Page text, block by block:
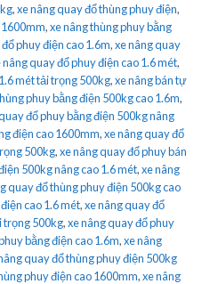
,xe nâng quay đổ thùng phuy điện,
,xe nâng thùng phuy bằng
phuy điện cao 1.6m,xe nâng quay
nâng quay đổ phuy điện cao 1.6 mét,
mét tải trọng 500kg,xe nâng bán tự
phuy bằng điện 500kg cao 1.6m,
đổ phuy bằng điện 500kg nâng
điện cao 1600mm,xe nâng quay đổ
500kg,xe nâng quay đổ phuy bán
500kg nâng cao 1.6 mét,xe nâng
quay đổ thùng phuy điện 500kg cao
cao 1.6 mét,xe nâng quay đổ
trọng 500kg,xe nâng quay đổ phuy
bằng điện cao 1.6m,xe nâng
quay đổ thùng phuy điện 500kg
phuy điện cao 1600mm,xe nâng